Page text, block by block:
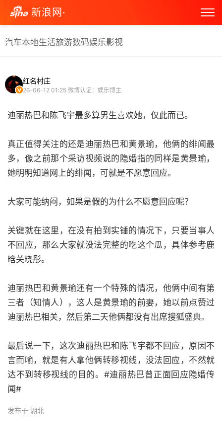
新浪网·
汽车本地生活旅游数码娱乐影视
红名村庄
26-06-12 01:25 微博认证：娱乐博主
迪丽热巴和陈飞宇最多算男生喜欢她，仅此而已。
真正值得关注的还是迪丽热巴和黄景瑜，他俩的绯闻最
多，像之前那个采访视频说的隐婚指的同样是黄景瑜，
她明明知道网上的绯闻，可就是不愿意回应。
大家可能纳闷，如果是假的为什么不愿意回应呢？
关键就在这里，在没有拍到实锤的情况下，只要当事人
不回应，那么大家就没法完整的吃这个瓜，具体参考鹿
晗关晓彤。
迪丽热巴和黄景瑜还有一个特殊的情况，他俩中间有第
三者（知情人），这人是黄景瑜的前妻，她以前点赞过
迪丽热巴相关，然后第二天他俩都没有出席搜狐盛典。
最后说一下，这次迪丽热巴和陈飞宇都不回应，原因不
言而喻，就是有人拿他俩转移视线，没法回应，不然就
达不到转移视线的目的。#迪丽热巴曾正面回应隐婚传
闻#
发布于 湖北